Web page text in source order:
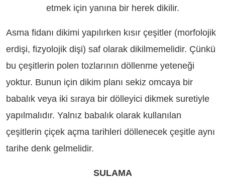
etmek için yanına bir herek dikilir.
Asma fidanı dikimi yapılırken kısır çeşitler (morfolojik
erdişi, fizyolojik dişi) saf olarak dikilmemelidir. Çünkü
bu çeşitlerin polen tozlarının döllenme yeteneği
yoktur. Bunun için dikim planı sekiz omcaya bir
babalık veya iki sıraya bir dölleyici dikmek suretiyle
yapılmalıdır. Yalnız babalık olarak kullanılan
çeşitlerin çiçek açma tarihleri döllenecek çeşitle aynı
tarihe denk gelmelidir.
SULAMA